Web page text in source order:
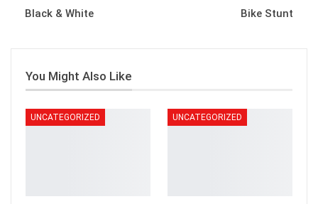
Black & White Bike Stunt
You Might Also Like
UNCATEGORIZED UNCATEGORIZED